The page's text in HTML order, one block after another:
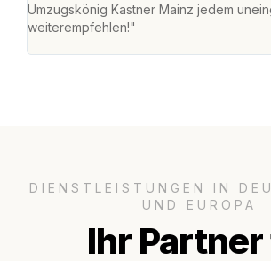
Umzugskönig Kastner Mainz jedem
weiterempfehlen!"
DIENSTLEISTUNGEN IN
UND EUROPA
Ihr